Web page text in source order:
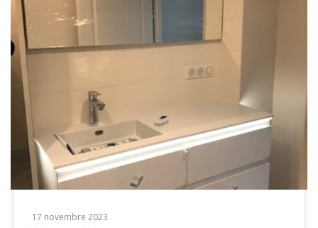
17 novembre 2023